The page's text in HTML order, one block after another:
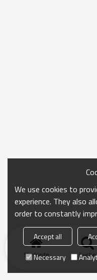
Startseite Suche
We use cookies to
experience. They also
order to constantly
Accept all
Necessary